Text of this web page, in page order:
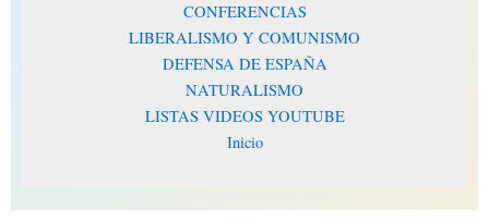
CONFERENCIAS
LIBERALISMO Y COMUNISMO
DEFENSA DE ESPAÑA
NATURALISMO
LISTAS VIDEOS YOUTUBE
Inicio